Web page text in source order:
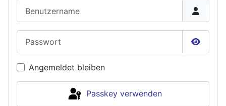
Angemeldet bleiben
Passkey verwenden